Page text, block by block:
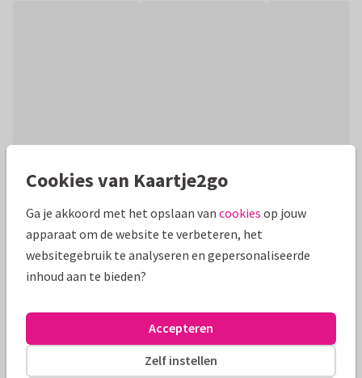
Uitnodiging voor een jubileumfeest voor een 20-jarig
jubileum met ballonnen en confetti op een donkerblauwe
achtergrond.
Zakelijke kaarten Paperhugs - by Lidy
Cookies van Kaartje2go
Ga je akkoord met het opslaan van cookies op jouw
apparaat om de website te verbeteren, het
websitegebruik te analyseren en gepersonaliseerde
inhoud aan te bieden?
Zelf instellen
Accepteren